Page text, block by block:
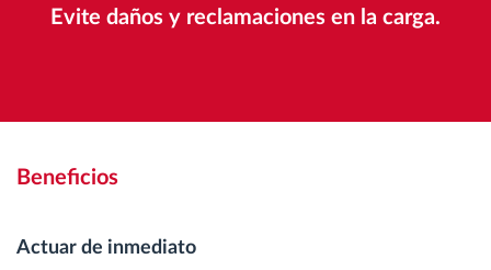
Evite daños y reclamaciones en la carga.
Beneficios
Actuar de inmediato